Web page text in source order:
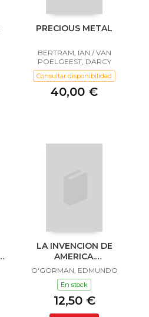
PRECIOUS METAL
BERTRAM, IAN / VAN
POELGEEST, DARCY
Consultar disponibilidad
40,00 €
LA INVENCION DE
AMERICA.
INVESTIGACION
ACERCA DE L
O'GORMAN, EDMUNDO
En stock
12,50 €